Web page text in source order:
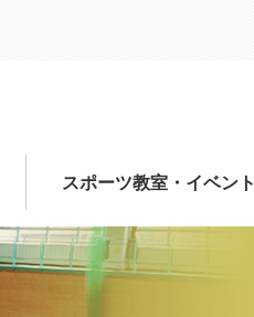
スポーツ教室・イベント